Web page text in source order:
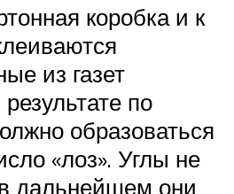
коробка и к
из газет
по
образоваться
«лоз». Углы не
дальнейшем они